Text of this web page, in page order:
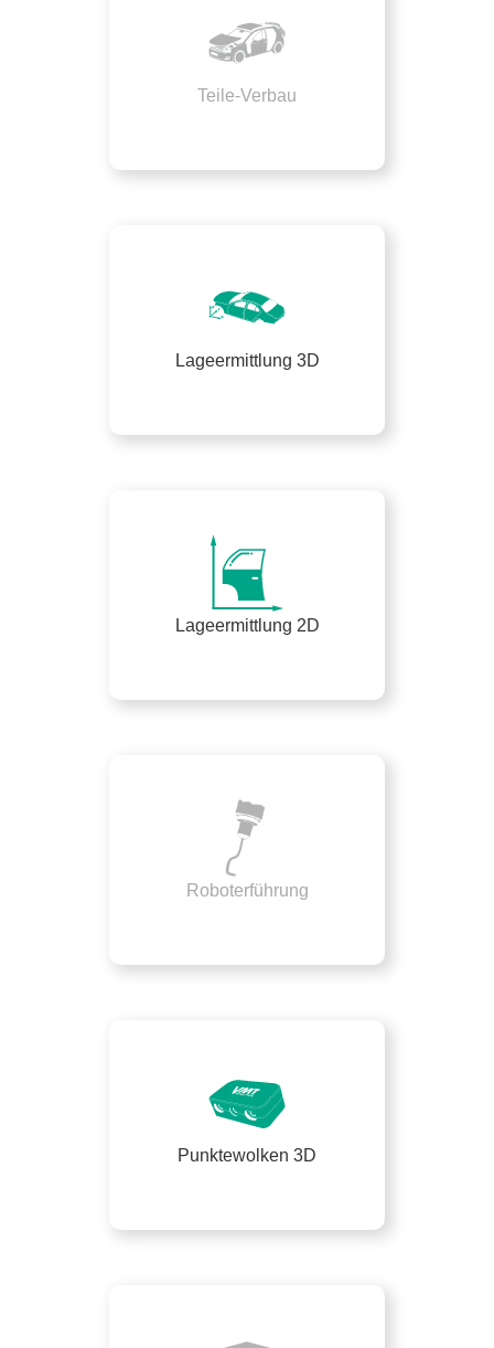
Teile-Verbau
Lageermittlung 3D
Lageermittlung 2D
Roboterführung
Punktewolken 3D